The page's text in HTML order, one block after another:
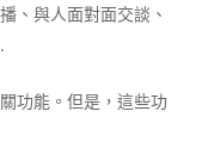
、與人面對面交談、
功能。但是，這些功